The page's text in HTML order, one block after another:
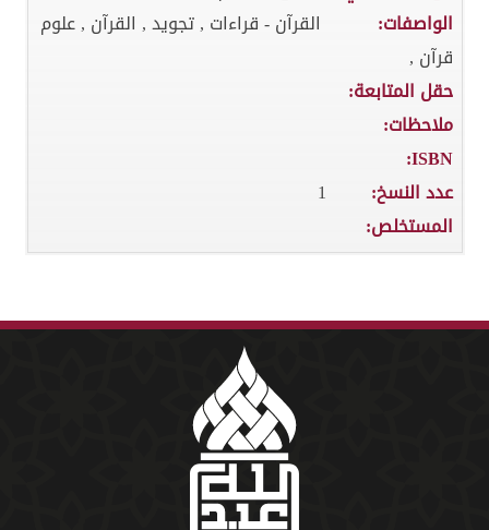
الواصفات:
القرآن - قراءات , تجويد , القرآن , علوم
قرآن ,
حقل المتابعة:
ملاحظات:
ISBN:
عدد النسخ:
1
المستخلص: